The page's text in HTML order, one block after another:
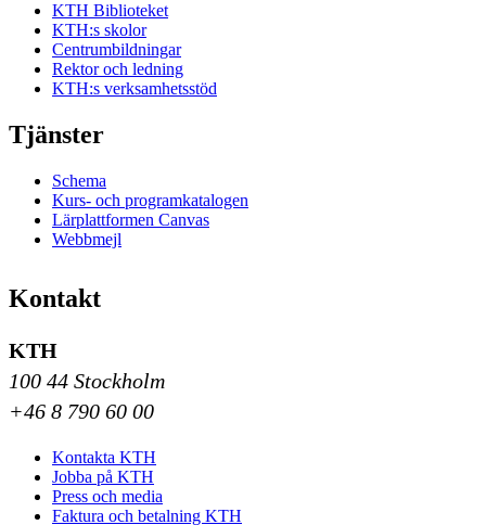
KTH Biblioteket
KTH:s skolor
Centrumbildningar
Rektor och ledning
KTH:s verksamhetsstöd
Tjänster
Schema
Kurs- och programkatalogen
Lärplattformen Canvas
Webbmejl
Kontakt
KTH
100 44 Stockholm
+46 8 790 60 00
Kontakta KTH
Jobba på KTH
Press och media
Faktura och betalning KTH